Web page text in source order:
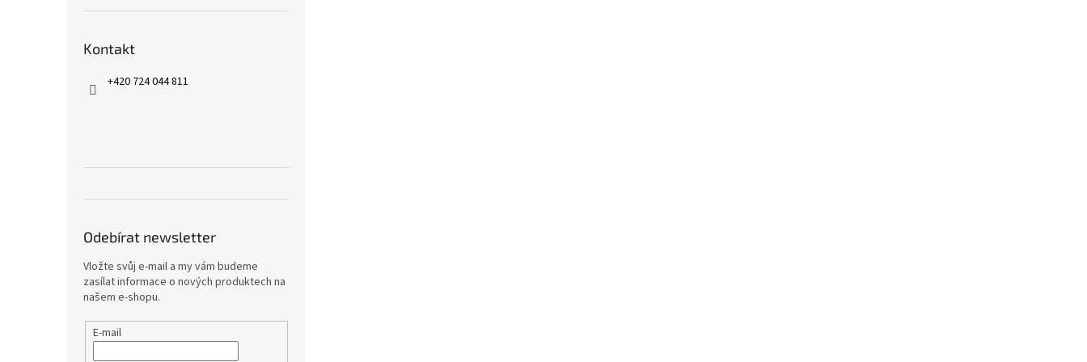
Kontakt
+420 724 044 811
Odebírat newsletter
Vložte svůj e-mail a my vám budeme
zasílat informace o nových produktech na
našem e-shopu.
E-mail